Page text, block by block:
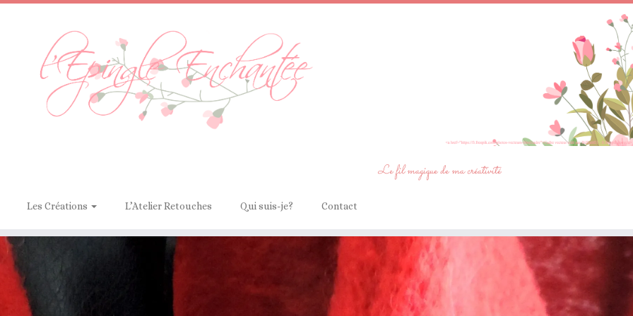
Le fil magique de ma créativité
Les Créations L’Atelier Retouches Qui suis-je? Contact